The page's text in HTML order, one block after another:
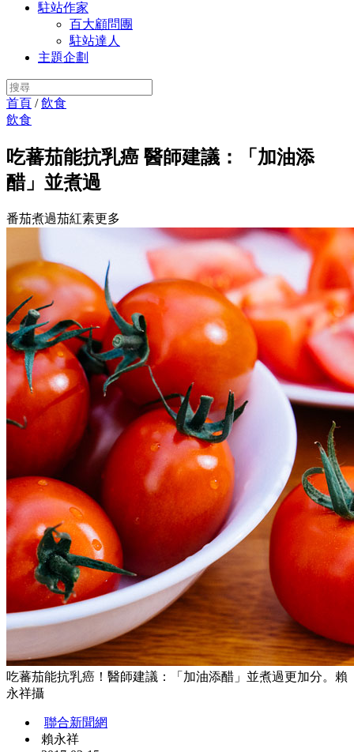
駐站作家
百大顧問團
駐站達人
主題企劃
首頁 /飲食
飲食
吃蕃茄能抗乳癌 醫師建議：「加油添
醋」並煮過
番茄煮過茄紅素更多
吃蕃茄能抗乳癌！醫師建議：「加油添醋」並煮過更加分。賴
永祥攝
聯合新聞網
賴永祥